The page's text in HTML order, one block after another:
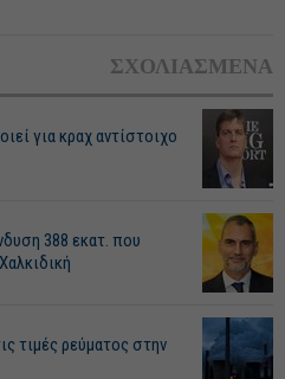
ΣΧΟΛΙΑΣΜΕΝΑ
για κραχ αντίστοιχο
388 εκατ. που
τιμές ρεύματος στην